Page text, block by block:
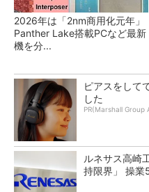
2026年は「2nm商用化元年」
Panther Lake搭載PCなど最新
機を分...
ピアスをして
した
PR(Marshall Group
ルネサス高崎
持限界」 操業